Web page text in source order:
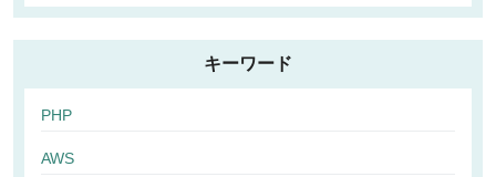
キーワード
PHP
AWS